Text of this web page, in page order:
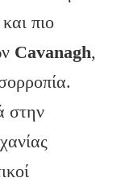
πιο
Cavanagh,
στην